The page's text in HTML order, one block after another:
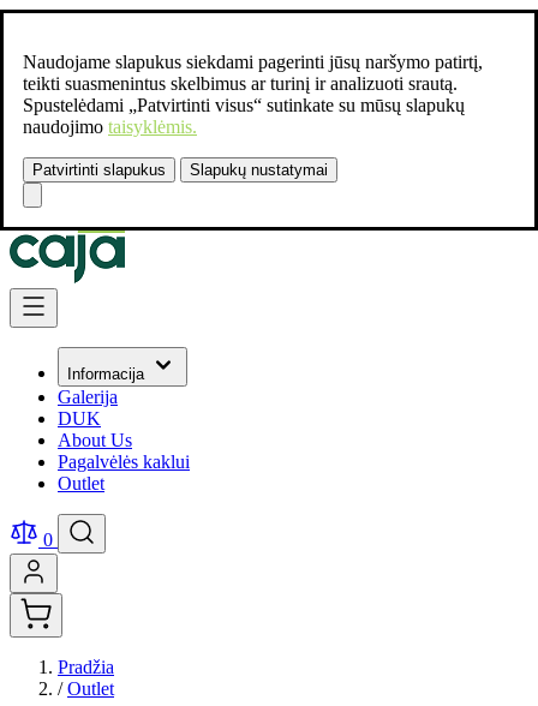
Naudojame slapukus siekdami pagerinti jūsų naršymo patirtį,
teikti suasmenintus skelbimus ar turinį ir analizuoti srautą.
Spustelėdami „Patvirtinti visus“ sutinkate su mūsų slapukų
naudojimo taisyklėmis.
Patvirtinti slapukus Slapukų nustatymai
Susisiekite:
Skip to Content
Informacija
Galerija
DUK
About Us
Pagalvėlės kaklui
Outlet
0
Pradžia
/ Outlet